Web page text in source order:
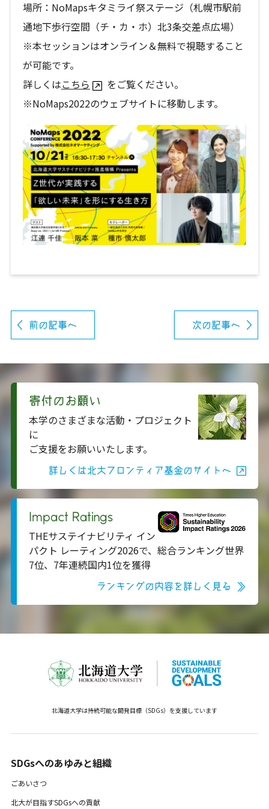
場所：NoMapsキタミライ祭ステージ（札幌市駅前
通地下歩行空間（チ・カ・ホ）北3条交差点広場）
※本セッションはオンライン＆無料で視聴すること
が可能です。
詳しくはこちら
をご覧ください。
※NoMaps2022のウェブサイトに移動します。
前の記事へ 次の記事へ
寄付のお願い
本学のさまざまな活動・プロジェクト
に
ご支援をお願いいたします。
詳しくは北大フロンティア基金のサイトへ
Impact Ratings
THEサステイナビリティ イン
パクト レーティング2026で、総合ランキング世界
7位、7年連続国内1位を獲得
ランキングの内容を詳しく見る
北海道大学は持続可能な開発目標（SDGs）を支援しています
SDGsへのあゆみと組織 ​
ごあいさつ
北大が目指すSDGsへの貢献